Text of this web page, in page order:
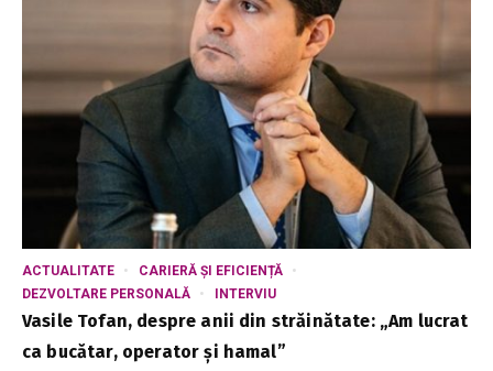
ACTUALITATE
CARIERĂ ȘI EFICIENȚĂ
DEZVOLTARE PERSONALĂ
INTERVIU
Vasile Tofan, despre anii din străinătate: „Am lucrat
ca bucătar, operator și hamal”